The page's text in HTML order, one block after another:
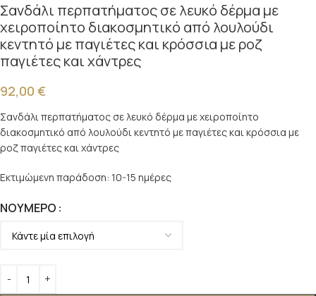
Σανδάλι περπατήματος σε λευκό δέρμα με
χειροποίητο διακοσμητικό από λουλούδι
κεντητό με παγιέτες και κρόσσια με ροζ
παγιέτες και χάντρες
92,00 €
Σανδάλι περπατήματος σε λευκό δέρμα με χειροποίητο
διακοσμητικό από λουλούδι κεντητό με παγιέτες και κρόσσια με
ροζ παγιέτες και χάντρες
Εκτιμώμενη παράδοση: 10-15 ημέρες
ΝΟΎΜΕΡΟ